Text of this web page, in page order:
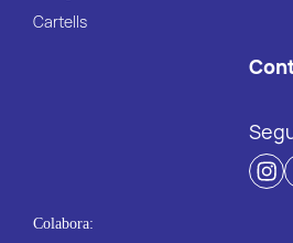
Cartells